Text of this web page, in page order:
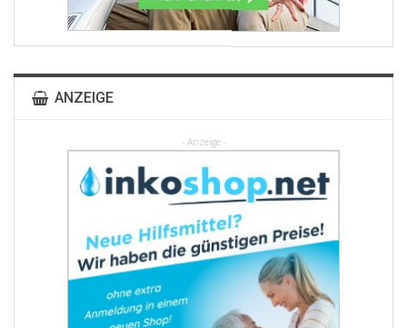
ANZEIGE
- Anzeige -